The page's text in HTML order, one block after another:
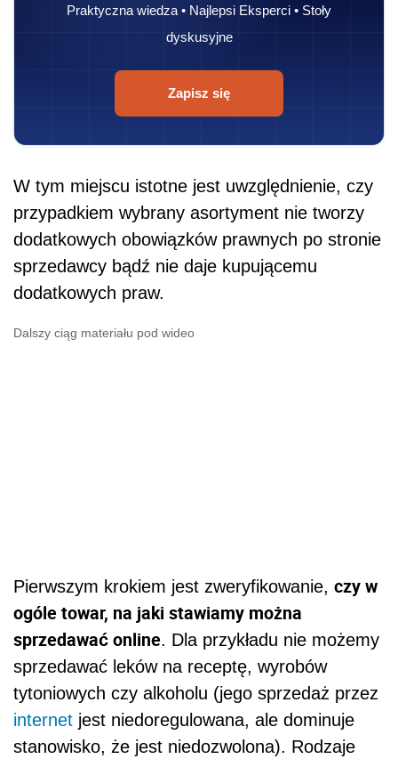
Praktyczna wiedza • Najlepsi Eksperci • Stoły
dyskusyjne
Zapisz się
W tym miejscu istotne jest uwzględnienie, czy
przypadkiem wybrany asortyment nie tworzy
dodatkowych obowiązków prawnych po stronie
sprzedawcy bądź nie daje kupującemu
dodatkowych praw.
Dalszy ciąg materiału pod wideo
Pierwszym krokiem jest zweryfikowanie, czy w
ogóle towar, na jaki stawiamy można
sprzedawać online. Dla przykładu nie możemy
sprzedawać leków na receptę, wyrobów
tytoniowych czy alkoholu (jego sprzedaż przez
internet jest niedoregulowana, ale dominuje
stanowisko, że jest niedozwolona). Rodzaje